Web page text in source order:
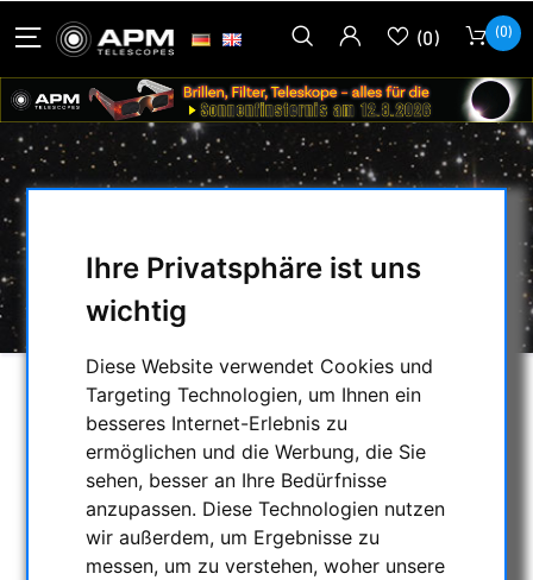
Ihre Privatsphäre ist uns
wichtig
Diese Website verwendet Cookies und
Targeting Technologien, um Ihnen ein
besseres Internet-Erlebnis zu
ermöglichen und die Werbung, die Sie
sehen, besser an Ihre Bedürfnisse
anzupassen. Diese Technologien nutzen
wir außerdem, um Ergebnisse zu
messen, um zu verstehen, woher unsere
(0) (0)
HOME / FOTOSTATIVE & ZUBEHÖR /
ZUBEHÖR